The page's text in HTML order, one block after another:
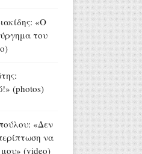
τμήματα
έτος
που
«Ο
του
(photos)
«Δεν
να
(video)